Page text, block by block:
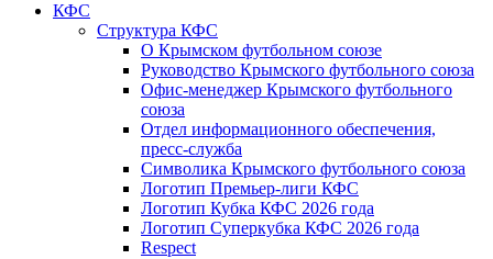
КФС
Структура КФС
О Крымском футбольном союзе
Руководство Крымского футбольного союза
Офис-менеджер Крымского футбольного
союза
Отдел информационного обеспечения,
пресс-служба
Символика Крымского футбольного союза
Логотип Премьер-лиги КФС
Логотип Кубка КФС 2026 года
Логотип Суперкубка КФС 2026 года
Respect